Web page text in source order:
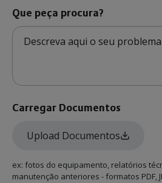
Que peça procura?
Carregar Documentos
Upload Documentos
ex: fotos do equipamento, relatórios
manutenção anteriores - formatos PDF,